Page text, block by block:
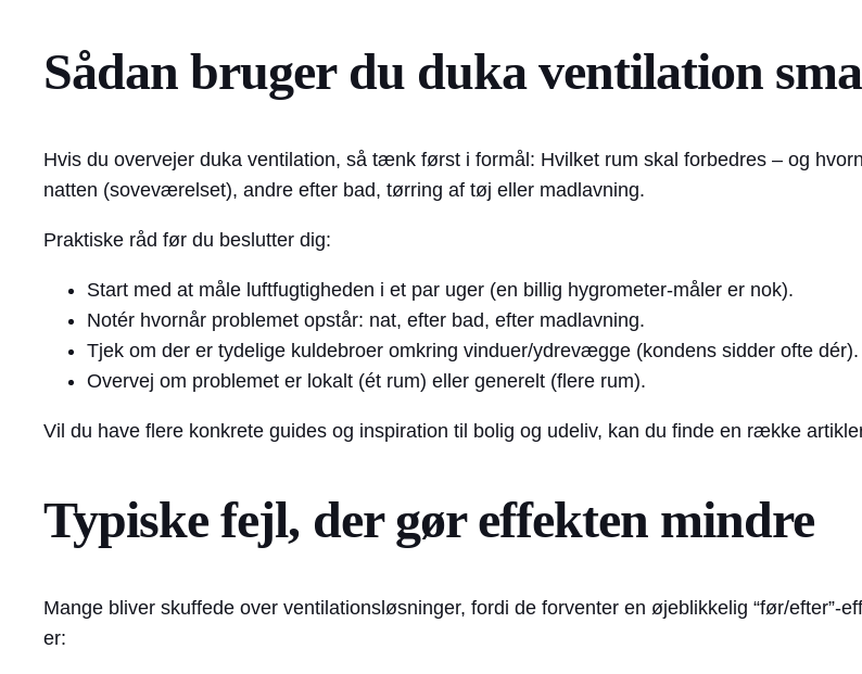
Sådan bruger du duka ventilation
Hvis du overvejer duka ventilation, så tænk først i formål: Hvilket rum skal forbedres – og
natten (soveværelset), andre efter bad, tørring af tøj eller madlavning.
Praktiske råd før du beslutter dig:
Start med at måle luftfugtigheden i et par uger (en billig hygrometer-måler er nok).
Notér hvornår problemet opstår: nat, efter bad, efter madlavning.
Tjek om der er tydelige kuldebroer omkring vinduer/ydrevægge (kondens sidder ofte dér).
Overvej om problemet er lokalt (ét rum) eller generelt (flere rum).
Vil du have flere konkrete guides og inspiration til bolig og udeliv, kan du finde en række
Typiske fejl, der gør effekten mindre
Mange bliver skuffede over ventilationsløsninger, fordi de forventer en øjeblikkelig “før/efter”-
er: